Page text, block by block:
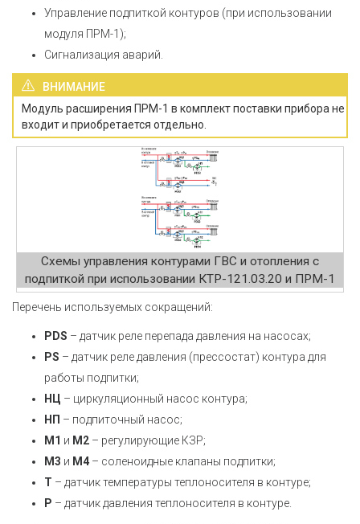
Управление подпиткой контуров (при использовании
модуля ПРМ-1);
Cигнализация аварий.
ВНИМАНИЕ
Модуль расширения ПРМ-1 в комплект поставки прибора не
входит и приобретается отдельно.
Схемы управления контурами ГВС и отопления с
подпиткой при использовании КТР-121.03.20 и ПРМ-1
Перечень используемых сокращений:
PDS – датчик реле перепада давления на насосах;
PS – датчик реле давления (прессостат) контура для
работы подпитки;
НЦ – циркуляционный насос контура;
НП – подпиточный насос;
М1 и М2 – регулирующие КЗР;
М3 и М4 – соленоидные клапаны подпитки;
Т – датчик температуры теплоносителя в контуре;
Р – датчик давления теплоносителя в контуре.